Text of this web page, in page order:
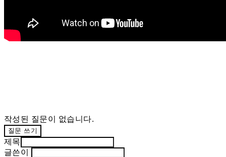
작성된 질문이 없습니다.
질문 쓰기
제목
글쓴이